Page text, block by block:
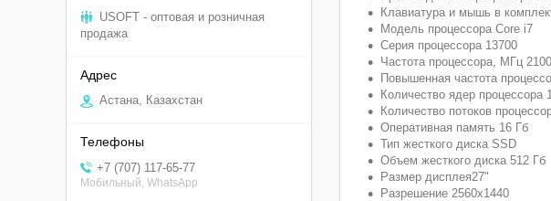
Клавиатура и мышь в
Модель процессора Core i7
Серия процессора 13700
Частота процессора, МГц 2100
Повышенная частота
Количество ядер процессора
Количество потоков
Оперативная память 16 Гб
Тип жесткого диска SSD
Объем жесткого диска 512 Гб
Размер дисплея27"
Разрешение 2560x1440
USOFT - оптовая и розничная
продажа
Астана, Казахстан
+7 (707) 117-65-77
Мобильный, WhatsApp